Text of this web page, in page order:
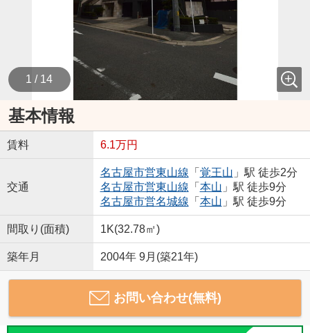
1 / 14
基本情報
賃料 6.1万円
交通
名古屋市営東山線 「 覚王山 」駅 徒歩2分
名古屋市営東山線 「 本山 」駅 徒歩9分
名古屋市営名城線 「 本山 」駅 徒歩9分
間取り(面積) 1K(32.78㎡)
築年月 2004年 9月(築21年)
お問い合わせ(無料)